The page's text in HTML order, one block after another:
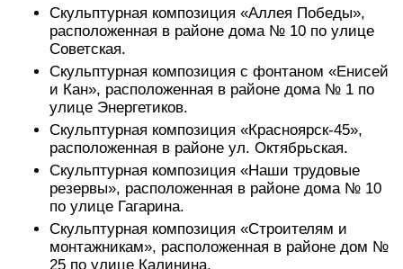
Скульптурная композиция «Аллея Победы»,
расположенная в районе дома № 10 по улице
Советская.
Скульптурная композиция с фонтаном «Енисей
и Кан», расположенная в районе дома № 1 по
улице Энергетиков.
Скульптурная композиция «Красноярск-45»,
расположенная в районе ул. Октябрьская.
Скульптурная композиция «Наши трудовые
резервы», расположенная в районе дома № 10
по улице Гагарина.
Скульптурная композиция «Строителям и
монтажникам», расположенная в районе дом №
25 по улице Калинина.